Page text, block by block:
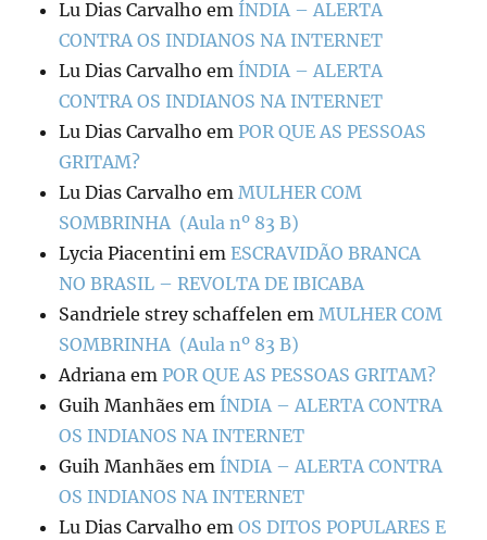
Lu Dias Carvalho em ÍNDIA – ALERTA
CONTRA OS INDIANOS NA INTERNET
Lu Dias Carvalho em ÍNDIA – ALERTA
CONTRA OS INDIANOS NA INTERNET
Lu Dias Carvalho em POR QUE AS PESSOAS
GRITAM?
Lu Dias Carvalho em MULHER COM
SOMBRINHA (Aula nº 83 B)
Lycia Piacentini emESCRAVIDÃO BRANCA
NO BRASIL – REVOLTA DE IBICABA
Sandriele strey schaffelen em MULHER COM
SOMBRINHA (Aula nº 83 B)
Adriana em POR QUE AS PESSOAS GRITAM?
Guih Manhães em ÍNDIA – ALERTA CONTRA
OS INDIANOS NA INTERNET
Guih Manhães em ÍNDIA – ALERTA CONTRA
OS INDIANOS NA INTERNET
Lu Dias Carvalho emOS DITOS POPULARES E